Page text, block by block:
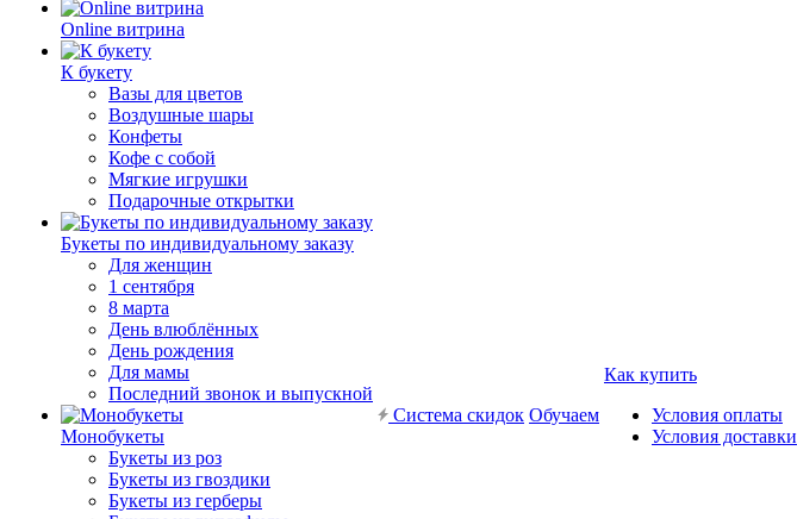
Online витрина
К букету
Вазы для цветов
Воздушные шары
Конфеты
Кофе с собой
Мягкие игрушки
Подарочные открытки
Букеты по индивидуальному заказу
Для женщин
1 сентября
8 марта
День влюблённых
День рождения
Для мамы
Последний звонок и выпускной
Монобукеты
Букеты из роз
Букеты из гвоздики
Букеты из герберы
Система скидок Обучаем
Как купить
Условия оплаты
Условия доставки